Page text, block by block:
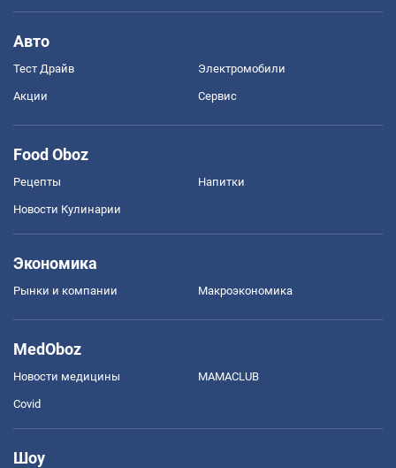
Авто
Тест Драйв Электромобили
Акции Сервис
Food Oboz
Рецепты Напитки
Новости Кулинарии
Экономика
Рынки и компании Mакроэкономика
MedOboz
Новости медицины MAMACLUB
Covid
Шоу